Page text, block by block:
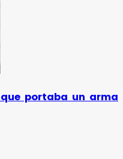
portaba un arma